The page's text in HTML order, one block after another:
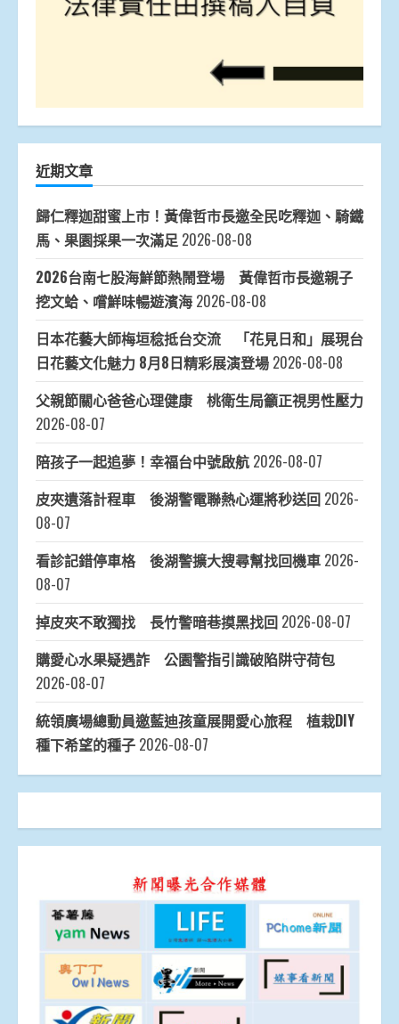
近期文章
歸仁釋迦甜蜜上市！黃偉哲市長邀全民吃釋迦、騎鐵
馬、果園採果一次滿足 2026-08-08
2026台南七股海鮮節熱鬧登場 黃偉哲市長邀親子
挖文蛤、嚐鮮味暢遊濱海 2026-08-08
日本花藝大師梅垣稔抵台交流 「花見日和」展現台
日花藝文化魅力 8月8日精彩展演登場 2026-08-08
父親節關心爸爸心理健康 桃衛生局籲正視男性壓力
2026-08-07
陪孩子一起追夢！幸福台中號啟航 2026-08-07
皮夾遺落計程車 後湖警電聯熱心運將秒送回 2026-
08-07
看診記錯停車格 後湖警擴大搜尋幫找回機車 2026-
08-07
掉皮夾不敢獨找 長竹警暗巷摸黑找回 2026-08-07
購愛心水果疑遇詐 公園警指引識破陷阱守荷包
2026-08-07
統領廣場總動員邀藍迪孩童展開愛心旅程 植栽DIY
種下希望的種子 2026-08-07